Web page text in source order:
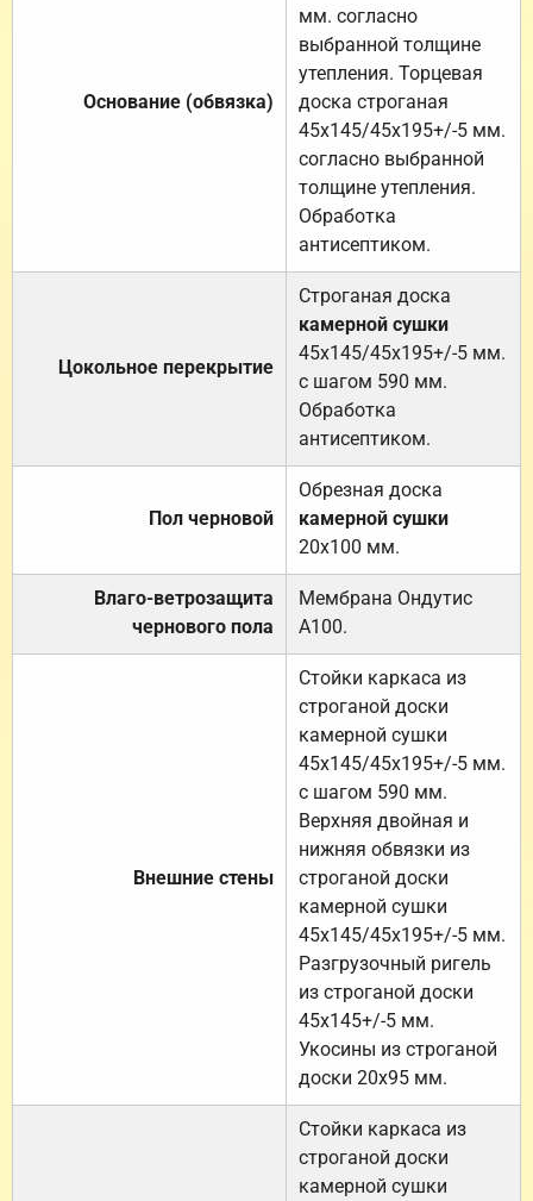
Основание (обвязка)
мм. согласно
выбранной толщине
утепления. Торцевая
доска строганая
45х145/45х195+/-5 мм.
согласно выбранной
толщине утепления.
Обработка
антисептиком.
Цокольное перекрытие
Строганая доска
камерной сушки
45х145/45х195+/-5 мм.
с шагом 590 мм.
Обработка
антисептиком.
Пол черновой
Обрезная доска
камерной сушки
20х100 мм.
Влаго-ветрозащита
чернового пола
Мембрана Ондутис
А100.
Внешние стены
Стойки каркаса из
строганой доски
камерной сушки
45х145/45х195+/-5 мм.
с шагом 590 мм.
Верхняя двойная и
нижняя обвязки из
строганой доски
камерной сушки
45х145/45х195+/-5 мм.
Разгрузочный ригель
из строганой доски
45х145+/-5 мм.
Укосины из строганой
доски 20х95 мм.
Стойки каркаса из
строганой доски
камерной сушки